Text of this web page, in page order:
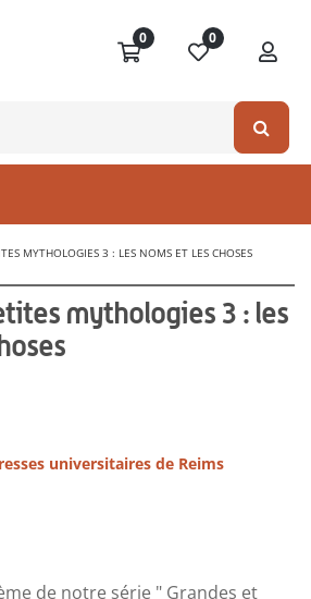
0 0
MYTHOLOGIES 3 : LES NOMS ET LES CHOSES
mythologies 3 : les
universitaires de Reims
de notre série " Grandes et